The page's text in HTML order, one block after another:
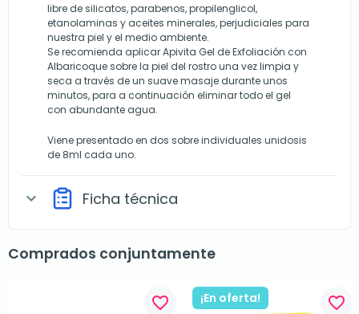
libre de silicatos, parabenos, propilenglicol,
etanolaminas y aceites minerales, perjudiciales para
nuestra piel y el medio ambiente.
Se recomienda aplicar Apivita Gel de Exfoliación con
Albaricoque sobre la piel del rostro una vez limpia y
seca a través de un suave masaje durante unos
minutos, para a continuación eliminar todo el gel
con abundante agua.
Viene presentado en dos sobre individuales unidosis
de 8ml cada uno.
expand_more Ficha técnica
Comprados conjuntamente
favorite_border ¡En oferta! favorite_border